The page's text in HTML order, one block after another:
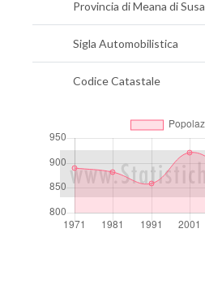
Provincia di Meana di Susa
Sigla Automobilistica
Codice Catastale